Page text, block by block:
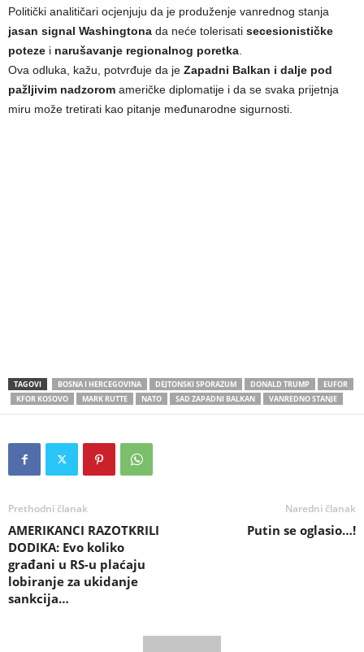
Politički analitičari ocjenjuju da je produženje vanrednog stanja
jasan signal Washingtona da neće tolerisati secesionističke
poteze i narušavanje regionalnog poretka
Ova odluka, kažu, potvrđuje da je Zapadni Balkan i dalje pod
pažljivim nadzorom američke diplomatije i da se svaka prijetnja
miru može tretirati kao pitanje međunarodne sigurnosti.
TAGOVI BOSNA I HERCEGOVINA DEJTONSKI SPORAZUM DONALD TRUMP
EUFOR
KFOR KOSOVO
MARK RUTTE NATO SAD ZAPADNI BALKAN VANREDNO STANJE
Prethodni članak
AMERIKANCI RAZOTKRILI
DODIKA: Evo koliko
građani u RS-u plaćaju
lobiranje za ukidanje
sankcija…
Naredni članak
Putin se oglasio…!